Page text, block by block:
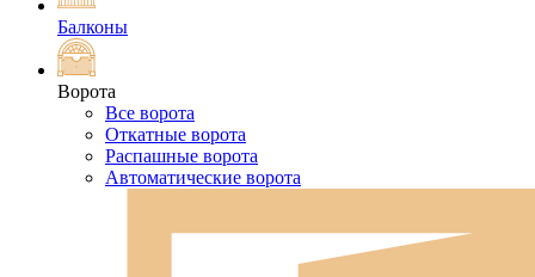
Балконы
Ворота
Все ворота
Откатные ворота
Распашные ворота
Автоматические ворота